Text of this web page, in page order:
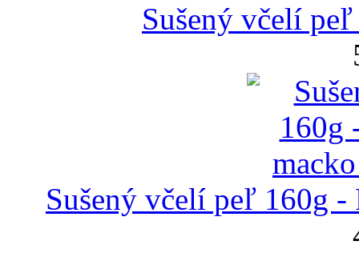
Sušený včelí
Sušený včelí peľ 160g